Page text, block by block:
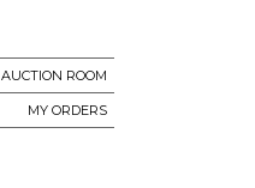
AUCTION ROOM
MY ORDERS